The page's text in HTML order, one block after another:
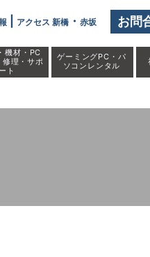
お問
アクセス 新橋・ 赤坂
機材・PC
修理・サポ
ート
ゲーミングPC・パ
ソコンレンタル